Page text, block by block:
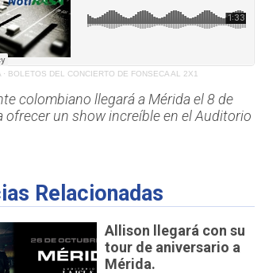
· BOLETOS DEL CONCIERTO DE FONSECA AL 2X1
colombiano llegará a Mérida el 8 de
ofrecer un show increíble en el Auditorio
Relacionadas
Allison llegará con su
tour de aniversario a
Mérida.